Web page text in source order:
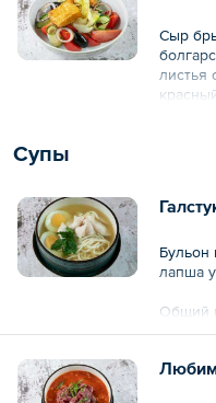
Сыр
листья
Супы
Бульон
лапша
Общий